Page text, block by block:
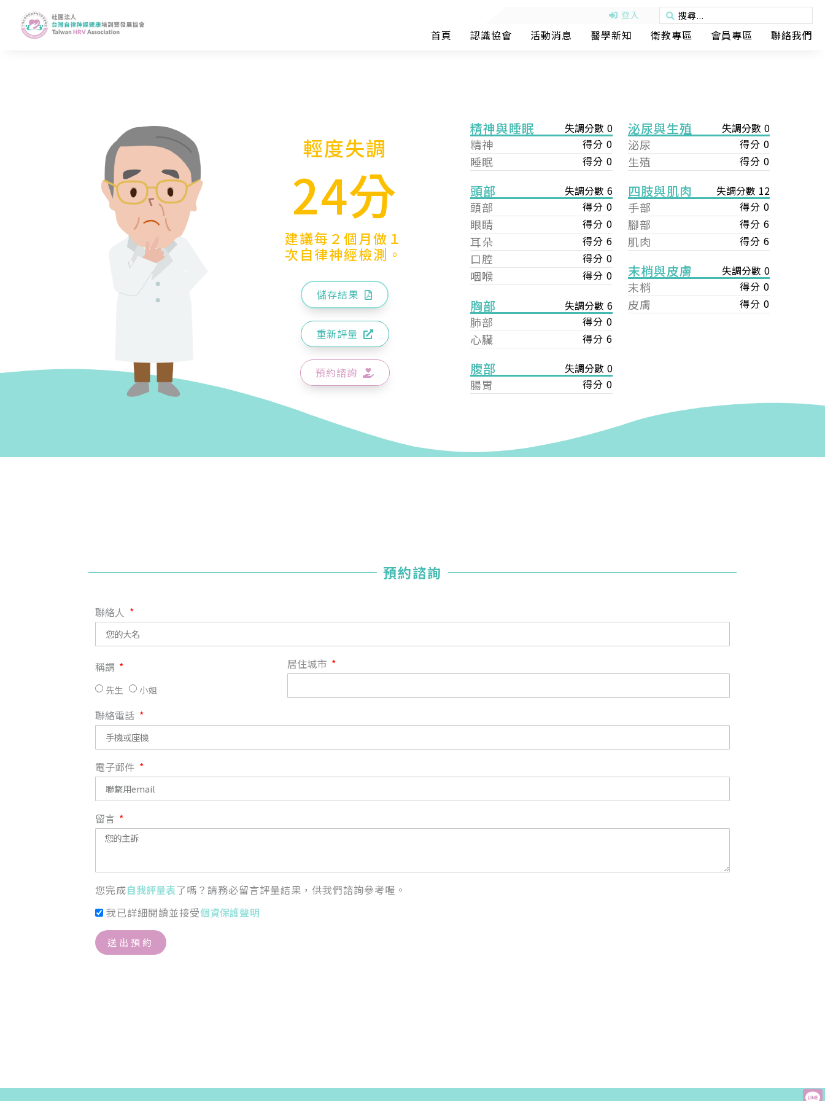
登入
首頁 認識協會 活動消息 醫學新知 衛教專區 會員專區 聯絡我們
輕度失調
24分
建議每２個月做１
次自律神經檢測。
儲存結果
重新評量
預約諮詢
精神與睡眠 失調分數 0
精神 得分 0
睡眠 得分 0
頭部 失調分數 6
頭部 得分 0
眼睛 得分 0
耳朵 得分 6
口腔 得分 0
咽喉 得分 0
胸部 失調分數 6
肺部 得分 0
心臟 得分 6
腹部 失調分數 0
腸胃 得分 0
泌尿與生殖 失調分數 0
泌尿 得分 0
生殖 得分 0
四肢與肌肉 失調分數 12
手部 得分 0
腳部 得分 6
肌肉 得分 6
末梢與皮膚 失調分數 0
末梢 得分 0
皮膚 得分 0
預約諮詢
聯絡人
稱謂
先生 小姐
居住城市
聯絡電話
電子郵件
留言
您完成自我評量表了嗎？請務必留言評量結果，供我們諮詢參考喔。
我已詳細閱讀並接受個資保護聲明
送出預約
您好，您的會員申請，已成功送出，經本協會理事會審核
【會費】
入會費新臺幣1200元，於會員入會時繳納；常年會費1200
元，於每年度繳納。
戶名: 社團法人台灣自律神經健康培訓暨發展協會